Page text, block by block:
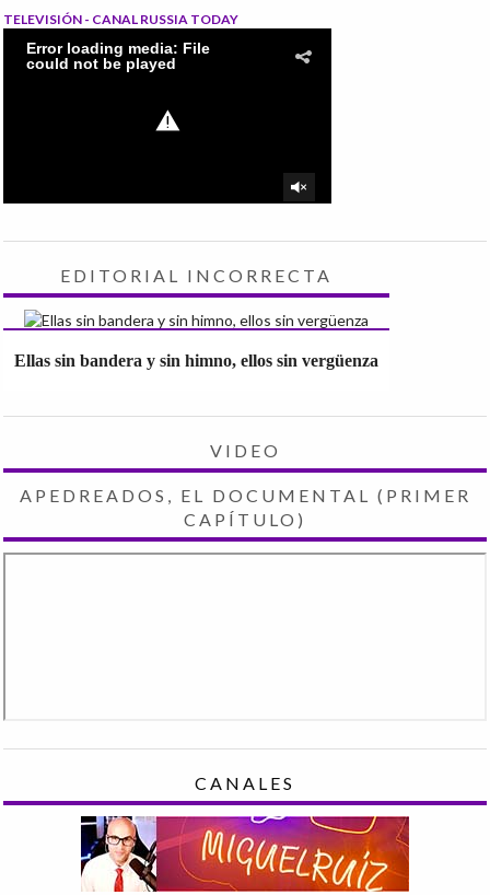
TELEVISIÓN - CANAL RUSSIA TODAY
EDITORIAL INCORRECTA
Ellas sin bandera y sin himno, ellos sin vergüenza
VIDEO
APEDREADOS, EL DOCUMENTAL (PRIMER
CAPÍTULO)
CANALES